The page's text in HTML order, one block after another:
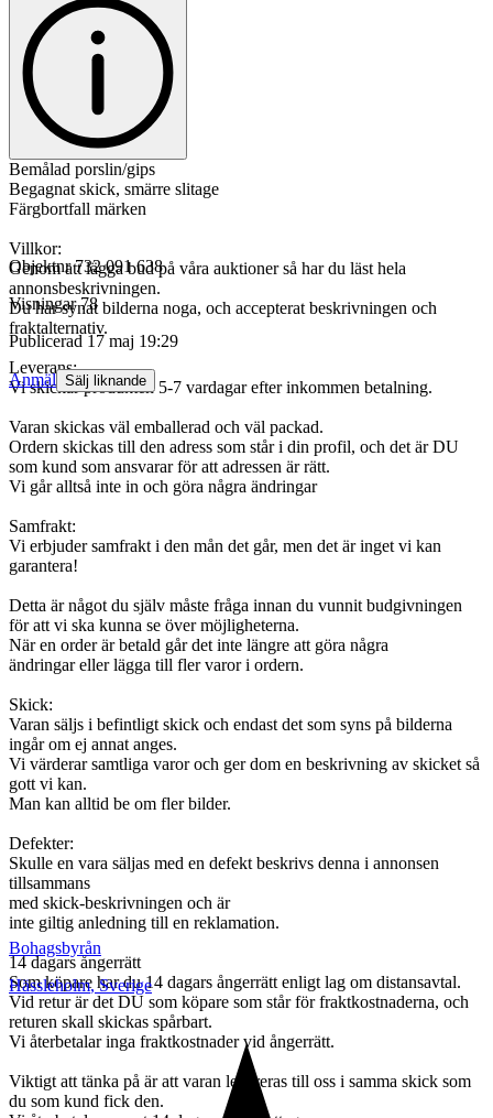
Bemålad porslin/gips
Begagnat skick, smärre slitage
Färgbortfall märken
Villkor:
Genom att lägga bud på våra auktioner så har du läst hela
annonsbeskrivningen.
Du har synat bilderna noga, och accepterat beskrivningen och
fraktalternativ.
Leverans:
Vi skickar produkten 5-7 vardagar efter inkommen betalning.
Varan skickas väl emballerad och väl packad.
Ordern skickas till den adress som står i din profil, och det är DU
som kund som ansvarar för att adressen är rätt.
Vi går alltså inte in och göra några ändringar
Samfrakt:
Vi erbjuder samfrakt i den mån det går, men det är inget vi kan
garantera!
Detta är något du själv måste fråga innan du vunnit budgivningen
för att vi ska kunna se över möjligheterna.
När en order är betald går det inte längre att göra några
ändringar eller lägga till fler varor i ordern.
Skick:
Varan säljs i befintligt skick och endast det som syns på bilderna
ingår om ej annat anges.
Vi värderar samtliga varor och ger dom en beskrivning av skicket så
gott vi kan.
Man kan alltid be om fler bilder.
Defekter:
Skulle en vara säljas med en defekt beskrivs denna i annonsen
tillsammans
med skick-beskrivningen och är
inte giltig anledning till en reklamation.
14 dagars ångerrätt
Som köpare har du 14 dagars ångerrätt enligt lag om distansavtal.
Vid retur är det DU som köpare som står för fraktkostnaderna, och
returen skall skickas spårbart.
Vi återbetalar inga fraktkostnader vid ångerrätt.
Viktigt att tänka på är att varan levereras till oss i samma skick som
du som kund fick den.
Objektnr 732 091 638
Visningar 78
Publicerad 17 maj 19:29
Anmäl Sälj liknande
Bohagsbyrån
Hässleholm,Sverige